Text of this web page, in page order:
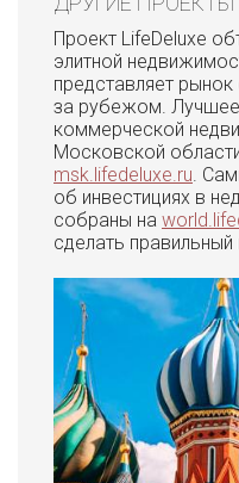
Проект LifeDeluxe
элитной
представляет
за рубежом.
коммерческой
Московской
msk.lifedeluxe.ru.
об инвестициях в
собраны на
сделать